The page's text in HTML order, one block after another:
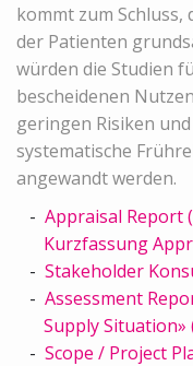
kommt zum Schluss,
der Patienten
würden die Studien
bescheidenen
geringen Risiken
systematische
angewandt werden.
Appraisal Report
Kurzfassung
Stakeholder
Assessment
Supply Situation»
Scope / Project